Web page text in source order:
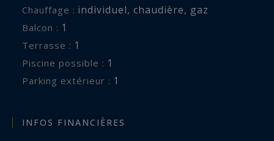
Chauffage : individuel, chaudière, gaz
balcon : 1
terrasse : 1
piscine possible : 1
parking extérieur : 1
INFOS FINANCIÈRES